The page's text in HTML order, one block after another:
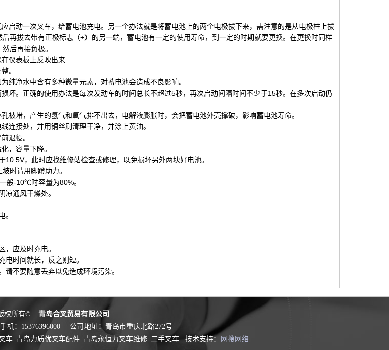
动一次叉车，给蓄电池充电。另一个办法就是将蓄电池上的两个电极拔下来，需注意的是从电极柱上拔
再拔去带有正极标志（+）的另一端，蓄电池有一定的使用寿命，到一定的时期就要更换。在更换时同样
后再接负极。
仪表板上反映出来
。
净水中含有多种微量元素，对蓄电池会造成不良影响。
。正确的使用办法是每次发动车的时间总长不超过5秒，再次启动间隔时间不少于15秒。在多次启动仍
堵，产生的氢气和氧气排不出去，电解液膨胀时，会把蓄电池外壳撑破，影响蓄电池寿命。
接处，并用铜丝刷清理干净，并涂上黄油。
退役。
，容量下降。
，此时应找维修站检查或修理，以免损坏另外两块好电池。
时请用脚蹬助力。
-10℃时容量为80%。
通风干燥处。
。
应及时充电。
时间就长，反之则短。
不要随意丢弃以免造成环境污染。
权所有©
青岛合叉贸易有限公司
手机：15376396000
公司地址：青岛市重庆北路272号
车_青岛力质优叉车配件_青岛永恒力叉车维修_二手叉车 技术支持：
网搜网络